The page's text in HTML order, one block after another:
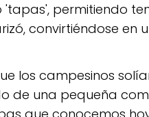
permitiendo
convirtiéndose en
los campesinos
una pequeña